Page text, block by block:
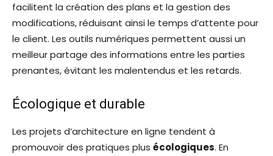
facilitent la création des plans et la gestion des
modifications, réduisant ainsi le temps d’attente pour
le client. Les outils numériques permettent aussi un
meilleur partage des informations entre les parties
prenantes, évitant les malentendus et les retards.
Écologique et durable
Les projets d’architecture en ligne tendent à
promouvoir des pratiques plus écologiques. En